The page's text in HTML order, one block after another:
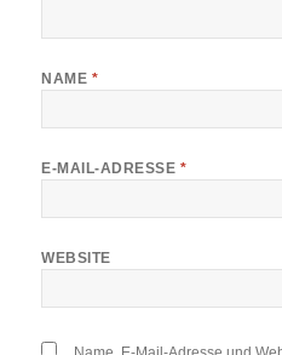
NAME *
E-MAIL-ADRESSE *
WEBSITE